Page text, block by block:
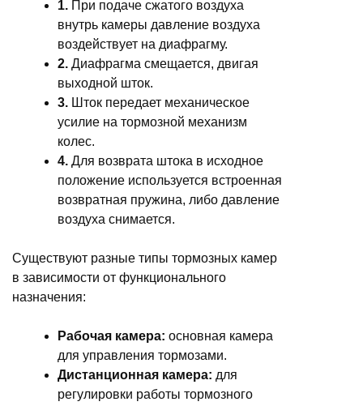
1. При подаче сжатого воздуха
внутрь камеры давление воздуха
воздействует на диафрагму.
2. Диафрагма смещается, двигая
выходной шток.
3. Шток передает механическое
усилие на тормозной механизм
колес.
4. Для возврата штока в исходное
положение используется встроенная
возвратная пружина, либо давление
воздуха снимается.
Существуют разные типы тормозных камер
в зависимости от функционального
назначения:
Рабочая камера: основная камера
для управления тормозами.
Дистанционная камера: для
регулировки работы тормозного